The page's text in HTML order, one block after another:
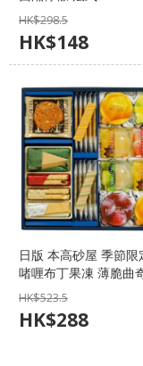
蛋糕禮盒 (1盒6件)【市
- 日本市集】
HK$298.5
HK$148
日版 本高砂屋 季節限
啫喱布丁果凍 薄脆曲
盒 S30【市集世界 - 日
集】
HK$523.5
HK$288